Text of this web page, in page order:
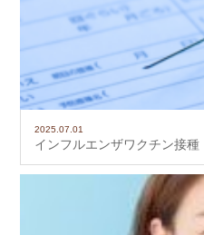
2025.07.01
インフルエンザワクチン接種